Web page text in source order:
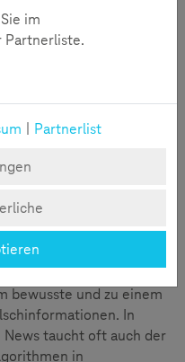
bewusste und zu einem
In
News taucht oft auch der
in
im
Partnerliste.
Partnerlist